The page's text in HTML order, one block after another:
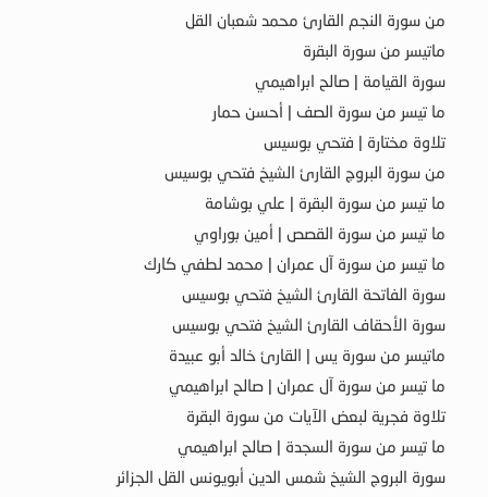
من سورة النجم القارئ محمد شعبان القل
ماتيسر من سورة البقرة
سورة القيامة | صالح ابراهيمي
ما تيسر من سورة الصف | أحسن حمار
تلاوة مختارة | فتحي بوسيس
من سورة البروج القارئ الشيخ فتحي بوسيس
ما تيسر من سورة البقرة | علي بوشامة
ما تيسر من سورة القصص | أمين بوراوي
ما تيسر من سورة آل عمران | محمد لطفي كارك
سورة الفاتحة القارئ الشيخ فتحي بوسيس
سورة الأحقاف القارئ الشيخ فتحي بوسيس
ماتيسر من سورة يس | القارئ خالد أبو عبيدة
ما تيسر من سورة آل عمران | صالح ابراهيمي
تلاوة فجرية لبعض الآيات من سورة البقرة
ما تيسر من سورة السجدة | صالح ابراهيمي
سورة البروج الشيخ شمس الدين أبويونس القل الجزائر